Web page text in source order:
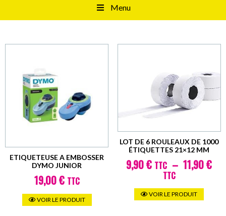
Menu
ETIQUETEUSE A EMBOSSER
DYMO JUNIOR
19,00€ TTC
VOIR LE PRODUIT
LOT DE 6 ROULEAUX DE 1000
ÉTIQUETTES 21×12 MM
9,90€ TTC – 11,90€
TTCPlage
de
prix :
9,90 €
VOIR LE PRODUIT
Ce